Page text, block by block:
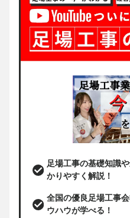
足場工事の基礎知識
かりやすく解説！
全国の優良足場工事
ウハウが学べる！